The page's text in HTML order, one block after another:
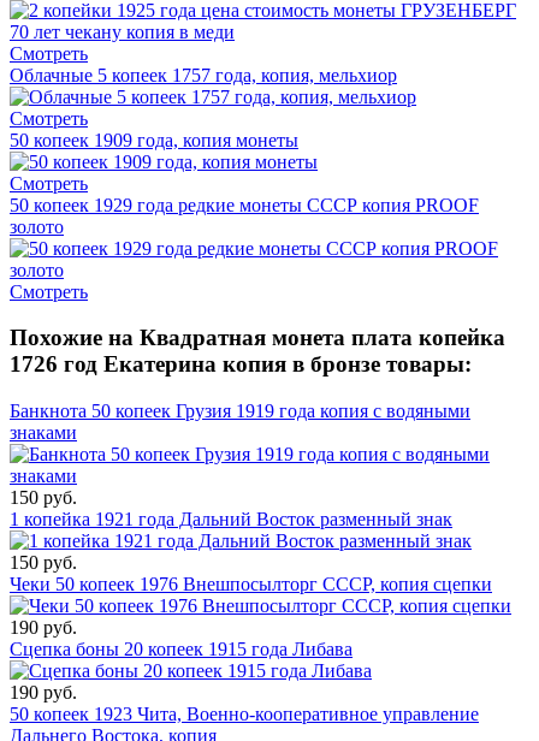
Смотреть
Облачные 5 копеек 1757 года, копия, мельхиор
Смотреть
50 копеек 1909 года, копия монеты
Смотреть
50 копеек 1929 года редкие монеты СССР копия PROOF
золото
Смотреть
Похожие на Квадратная монета плата копейка
1726 год Екатерина копия в бронзе товары:
Банкнота 50 копеек Грузия 1919 года копия с водяными
знаками
150 руб.
1 копейка 1921 года Дальний Восток разменный знак
150 руб.
Чеки 50 копеек 1976 Внешпосылторг СССР, копия сцепки
190 руб.
Сцепка боны 20 копеек 1915 года Либава
190 руб.
50 копеек 1923 Чита, Военно-кооперативное управление
Дальнего Востока, копия